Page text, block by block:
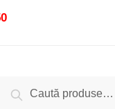
după:
Caută